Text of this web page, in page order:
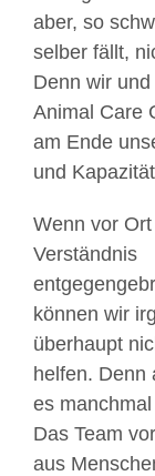
aber, so
selber fällt,
Denn wir
Animal Care
am Ende
und
Wenn vor
Verständnis
können wir
überhaupt
helfen. Denn
es
Das Team
aus